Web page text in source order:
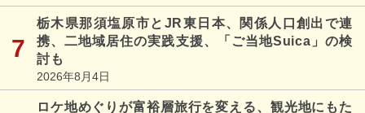
栃木県那須塩原市とJR東日本、関係人口創出で連
携、二地域居住の実践支援、「ご当地Suica」の検
討も
2026年8月4日
ロケ地めぐりが富裕層旅行を変える、観光地にもた